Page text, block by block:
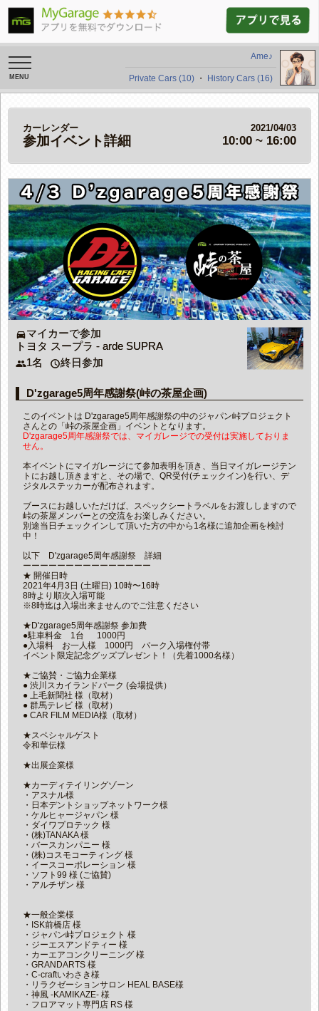
toggle
navigation
Ame♪
Private Cars (10) ・ History Cars (16)
カーレンダー 2021/04/03
参加イベント詳細 10:00 ~ 16:00
directions_carマイカーで参加
トヨタ スープラ - arde SUPRA
people1名 access_time終日参加
D'zgarage5周年感謝祭(峠の茶屋企画)
このイベントは D'zgarage5周年感謝祭の中のジャパン峠プロジェクト
さんとの「峠の茶屋企画」イベントとなります。
D'zgarage5周年感謝祭では、マイガレージでの受付は実施しておりま
せん。
本イベントにマイガレージにて参加表明を頂き、当日マイガレージテン
トにお越し頂きますと、その場で、QR受付(チェックイン)を行い、デ
ジタルステッカーが配布されます。
ブースにお越しいただけば、スペックシートラベルをお渡ししますので
峠の茶屋メンバーとの交流をお楽しみください。
別途当日チェックインして頂いた方の中から1名様に追加企画を検討
中！
以下 D'zgarage5周年感謝祭 詳細
ーーーーーーーーーーーーーーー
★ 開催日時
2021年4月3日 (土曜日) 10時〜16時
8時より順次入場可能
※8時迄は入場出来ませんのでご注意ください
★D'zgarage5周年感謝祭 参加費
●駐車料金 1台 1000円
●入場料 お一人様 1000円 パーク入場権付帯
イベント限定記念グッズプレゼント！（先着1000名様）
★ご協賛・ご協力企業様
● 渋川スカイランドパーク (会場提供）
● 上毛新聞社 様（取材）
● 群馬テレビ 様（取材）
● CAR FILM MEDIA様（取材）
★スペシャルゲスト
令和華伝様
★出展企業様
★カーディテイリングゾーン
・アスナル様
・日本デントショップネットワーク様
・ケルヒャージャパン 様
・ダイワプロテック 様
・(株)TANAKA 様
・バースカンパニー 様
・(株)コスモコーティング 様
・イースコーポレーション 様
・ソフト99 様 (ご協賛)
・アルチザン 様
★一般企業様
・ISK前橋店 様
・ジャパン峠プロジェクト 様
・ジーエスアンドティー 様
・カーエアコンクリーニング 様
・GRANDARTS 様
・C-craftいわさき様
・リラクゼーションサロン HEAL BASE様
・神風 -KAMIKAZE- 様
・フロアマット専門店 RS 様